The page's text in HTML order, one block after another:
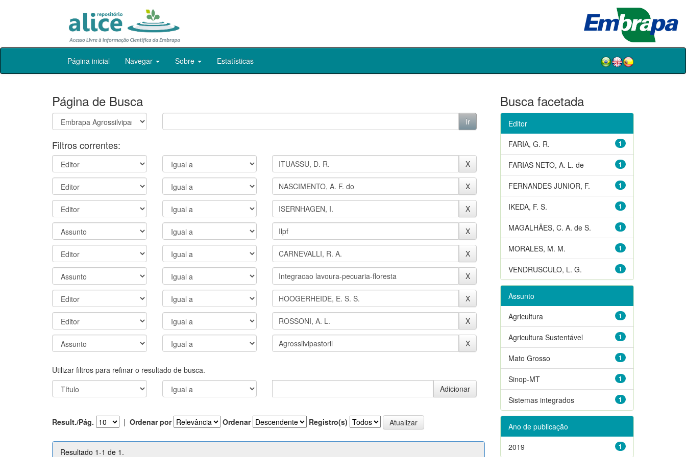
Skip
Página inicial Navegar Sobre Estatísticas
Página de Busca
Filtros correntes:
Utilizar filtros para refinar o resultado de busca.
Result./Pág. | Ordenar por Ordenar Registro(s)
Resultado 1-1 de 1.
Busca facetada
Editor
1
FARIA, G. R.
1
FARIAS NETO, A. L. de
1
FERNANDES JUNIOR, F.
1
IKEDA, F. S.
1
MAGALHÃES, C. A. de S.
1
MORALES, M. M.
1
VENDRUSCULO, L. G.
Assunto
1
Agricultura
1
Agricultura Sustentável
1
Mato Grosso
1
Sinop-MT
1
Sistemas integrados
Ano de publicação
1
2019